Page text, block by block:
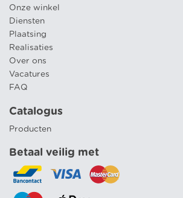
Onze winkel
Diensten
Plaatsing
Realisaties
Over ons
Vacatures
FAQ
Catalogus
Producten
Betaal veilig met